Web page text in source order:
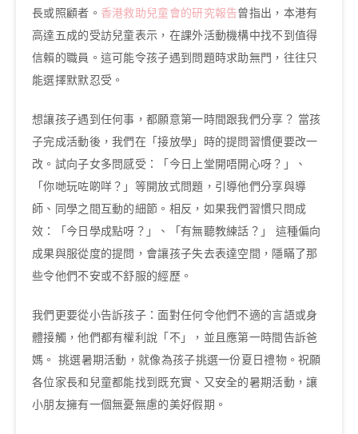
長或照顧者。 香港救助兒童會的研究報告曾指出，本港有
高達五成的受訪兒童表示，在課外活動機構中找不到值得
信賴的職員。這可能令孩子遇到問題時求助無門，往往只
能選擇默默忍受。
想讓孩子遇到任何事，都願意第一時間跟我們分享？ 當孩
子完成活動後，我們在「接放學」時的提問習慣便要改一
改。試向子女多問感受：「今日上堂開唔開心呀？」、
「你哋玩咗啲咩？」等開放式問題，引導他們分享與導
師、同學之間互動的細節。相反，如果我們習慣只問成
效：「今日學成點呀？」、「有無聽教練話？」 這種偏向
成果與服從度的提問，會讓孩子失去表達空間，隱瞞了那
些令他們不安或不舒服的經歷。
我們更要從小告訴孩子：面對任何令他們不適的言語或身
體接觸，他們都有權利說「不」，並且應第一時間告訴爸
媽。 挑選暑期活動，就像為孩子挑選一份夏日禮物。祝願
各位家長和兒童都能找到既充實、又安全的暑期活動，讓
小朋友擁有一個無憂無慮的美好假期。